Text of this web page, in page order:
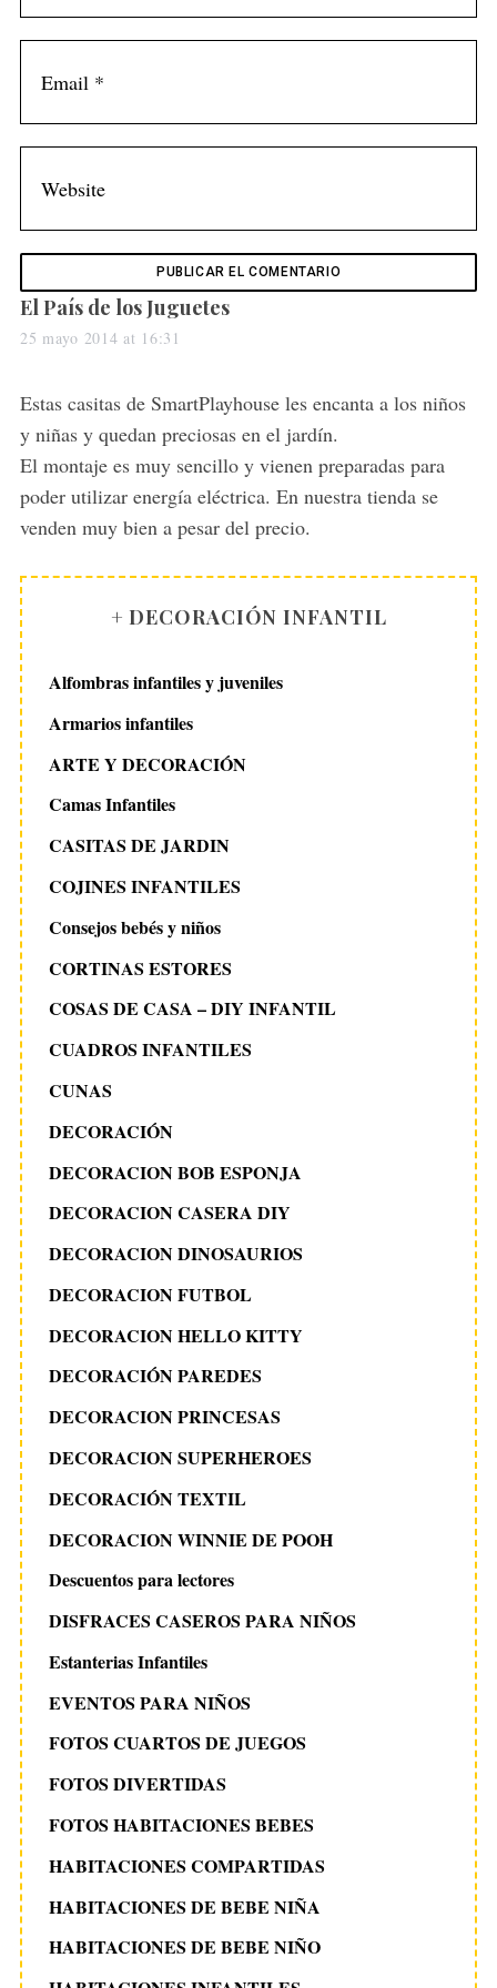
s
a
s
:
El País de los Juguetes
25 mayo 2014 at 16:31
Estas casitas de SmartPlayhouse les encanta a los niños
y niñas y quedan preciosas en el jardín.
El montaje es muy sencillo y vienen preparadas para
poder utilizar energía eléctrica. En nuestra tienda se
venden muy bien a pesar del precio.
+ DECORACIÓN INFANTIL
Alfombras infantiles y juveniles
Armarios infantiles
ARTE Y DECORACIÓN
Camas Infantiles
CASITAS DE JARDIN
COJINES INFANTILES
Consejos bebés y niños
CORTINAS ESTORES
COSAS DE CASA – DIY INFANTIL
CUADROS INFANTILES
CUNAS
DECORACIÓN
DECORACION BOB ESPONJA
DECORACION CASERA DIY
DECORACION DINOSAURIOS
DECORACION FUTBOL
DECORACION HELLO KITTY
DECORACIÓN PAREDES
DECORACION PRINCESAS
DECORACION SUPERHEROES
DECORACIÓN TEXTIL
DECORACION WINNIE DE POOH
Descuentos para lectores
DISFRACES CASEROS PARA NIÑOS
Estanterias Infantiles
EVENTOS PARA NIÑOS
FOTOS CUARTOS DE JUEGOS
FOTOS DIVERTIDAS
FOTOS HABITACIONES BEBES
HABITACIONES COMPARTIDAS
HABITACIONES DE BEBE NIÑA
HABITACIONES DE BEBE NIÑO